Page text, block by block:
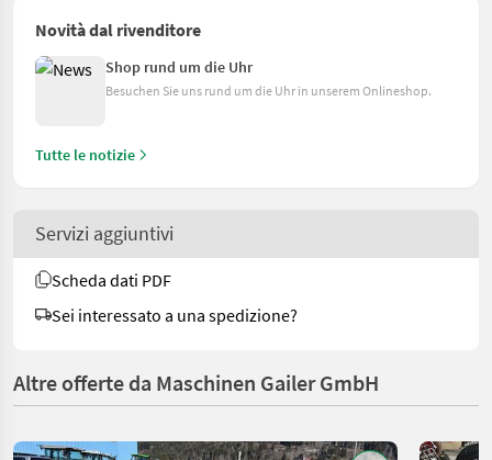
Novità dal rivenditore
Shop rund um die Uhr
Besuchen Sie uns rund um die Uhr in unserem Onlineshop.
Tutte le notizie
Servizi aggiuntivi
Scheda dati PDF
Sei interessato a una spedizione?
Altre offerte da Maschinen Gailer GmbH